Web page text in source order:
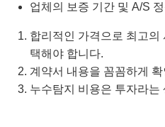
업체의 보증 기간 및 A/S
합리적인 가격으로 최고의
택해야 합니다.
계약서 내용을 꼼꼼하게
누수탐지 비용은 투자라는